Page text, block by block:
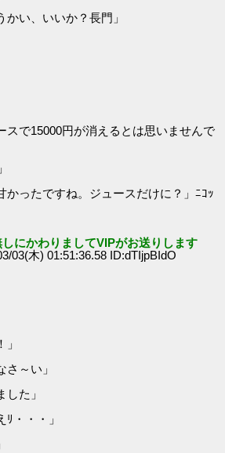
い、いいか？長門」
スで15000円が消えるとは思いませんで
かったですね。ジュースだけに？」ﾆｺｯ
しにかわりましてVIPがお送りします
03(木) 01:51:36.58 ID:dTIjpBIdO
～い」
た」
・・・」